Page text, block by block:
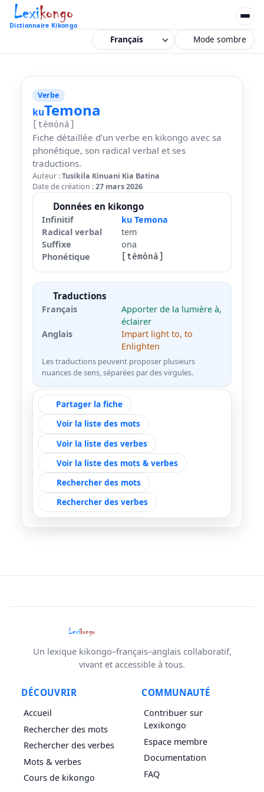
Dictionnaire Kikongo
Mode sombre
Verbe
kuTemona
[tèmónà]
Fiche détaillée d’un verbe en kikongo avec sa
phonétique, son radical verbal et ses
traductions.
Auteur :Tusikila Kinuani Kia Batina
Date de création :27 mars 2026
Données en kikongo
Infinitif
ku Temona
Radical verbal
tem
Suffixe
ona
Phonétique
[tèmónà]
Traductions
Français
Apporter de la lumière à,
éclairer
Anglais
Impart light to, to
Enlighten
Les traductions peuvent proposer plusieurs
nuances de sens, séparées par des virgules.
Partager la fiche
Voir la liste des mots
Voir la liste des verbes
Voir la liste des mots & verbes
Rechercher des mots
Rechercher des verbes
Un lexique kikongo–français–anglais collaboratif,
vivant et accessible à tous.
DÉCOUVRIR
Accueil
Rechercher des mots
Rechercher des verbes
Mots & verbes
Cours de kikongo
COMMUNAUTÉ
Contribuer sur
Lexikongo
Espace membre
Documentation
FAQ